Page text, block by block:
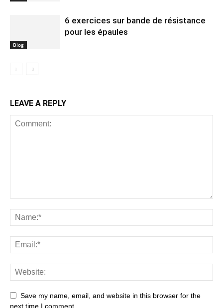
Blog
6 exercices sur bande de résistance
pour les épaules
LEAVE A REPLY
Save my name, email, and website in this browser for the
next time I comment.